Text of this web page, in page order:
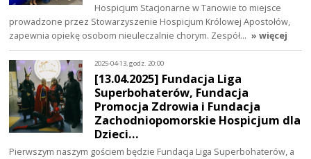
Hospicjum Stacjonarne w Tanowie to miejsce
prowadzone przez Stowarzyszenie Hospicjum Królowej Apostołów,
zapewnia opiekę osobom nieuleczalnie chorym. Zespół… » więcej
2025-04-13, godz. 20:00
[13.04.2025] Fundacja Liga
Superbohaterów, Fundacja
Promocja Zdrowia i Fundacja
Zachodniopomorskie Hospicjum dla
Dzieci…
Pierwszym naszym gościem będzie Fundacja Liga Superbohaterów, a